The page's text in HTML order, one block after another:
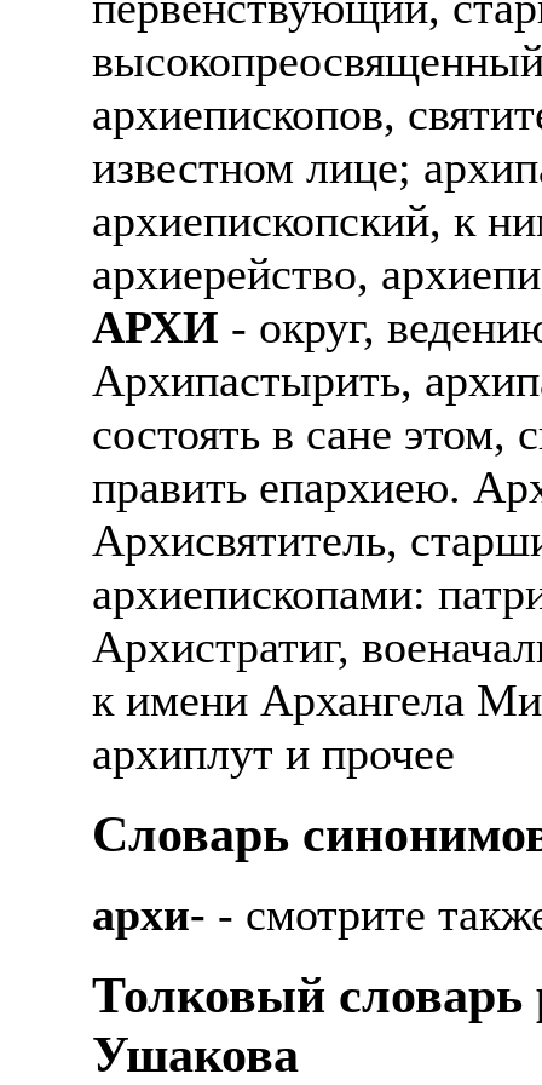
архиепископов,
известном лице;
архиепископский, к
архиерейство,
АРХИ - округ,
Архипастырить,
состоять в сане этом,
править епархиею.
Архисвятитель,
архиепископами:
Архистратиг,
к имени Архангела
архиплут и прочее
Cловарь
архи- - смотрите
Толковый словарь
Ушакова